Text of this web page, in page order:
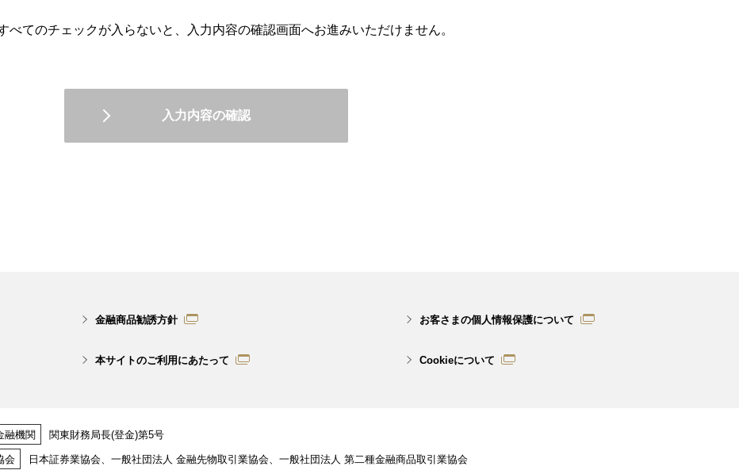
べてのチェックが入らないと、入力内容の確認画面へお進みいただけません。
金融商品勧誘方針 お客さまの個人情報保護について
本サイトのご利用にあたって Cookieについて
融機関 関東財務局長(登金)第5号
会 日本証券業協会、一般社団法人 金融先物取引業協会、一般社団法人 第二種金融商品取引業協会